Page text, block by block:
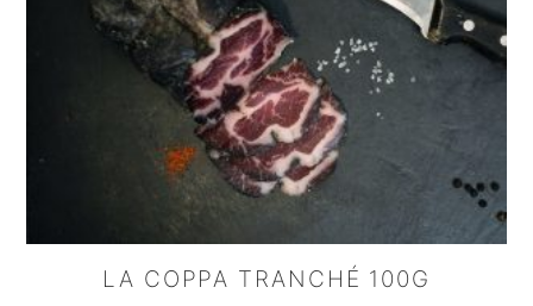
LA COPPA TRANCHÉ 100G